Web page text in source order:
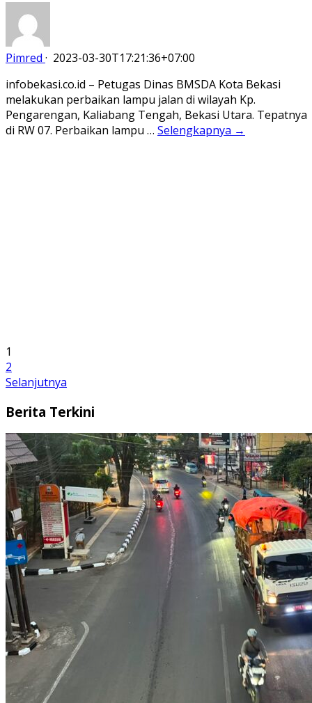
Pimred · 2023-03-30T17:21:36+07:00
infobekasi.co.id – Petugas Dinas BMSDA Kota Bekasi
melakukan perbaikan lampu jalan di wilayah Kp.
Pengarengan, Kaliabang Tengah, Bekasi Utara. Tepatnya
di RW 07. Perbaikan lampu … Selengkapnya →
1
2
Selanjutnya
Berita Terkini